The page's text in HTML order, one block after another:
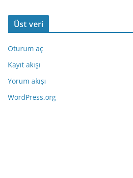
Üst veri
Oturum aç
Kayıt akışı
Yorum akışı
WordPress.org